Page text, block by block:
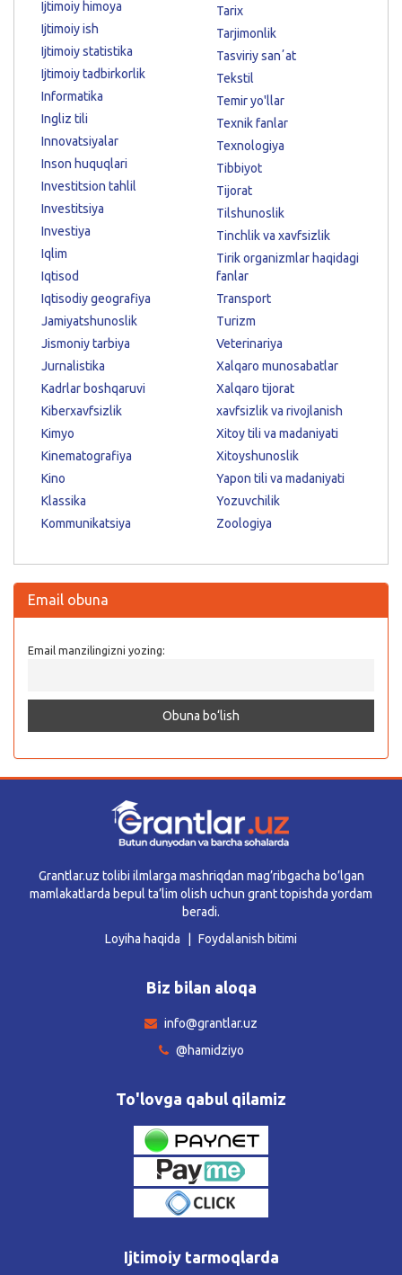
Ijtimoiy himoya
Ijtimoiy ish
Ijtimoiy statistika
Ijtimoiy tadbirkorlik
Informatika
Ingliz tili
Innovatsiyalar
Inson huquqlari
Investitsion tahlil
Investitsiya
Investiya
Iqlim
Iqtisod
Iqtisodiy geografiya
Jamiyatshunoslik
Jismoniy tarbiya
Jurnalistika
Kadrlar boshqaruvi
Kiberxavfsizlik
Kimyo
Kinematografiya
Kino
Klassika
Kommunikatsiya
Tarix
Tarjimonlik
Tasviriy sanʼat
Tekstil
Temir yo'llar
Texnik fanlar
Texnologiya
Tibbiyot
Tijorat
Tilshunoslik
Tinchlik va xavfsizlik
Tirik organizmlar haqidagi
fanlar
Transport
Turizm
Veterinariya
Xalqaro munosabatlar
Xalqaro tijorat
xavfsizlik va rivojlanish
Xitoy tili va madaniyati
Xitoyshunoslik
Yapon tili va madaniyati
Yozuvchilik
Zoologiya
Email obuna
Email manzilingizni yozing:
Grantlar.uz tolibi ilmlarga mashriqdan mag’ribgacha bo’lgan
mamlakatlarda bepul ta’lim olish uchun grant topishda yordam
beradi.
Loyiha haqida
Foydalanish bitimi
Biz bilan aloqa
info@grantlar.uz
@hamidziyo
To'lovga qabul qilamiz
Ijtimoiy tarmoqlarda